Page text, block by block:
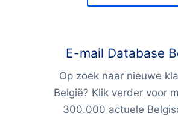
E-mail Database
Op zoek naar nieuwe
België? Klik verder voor
300.000 actuele